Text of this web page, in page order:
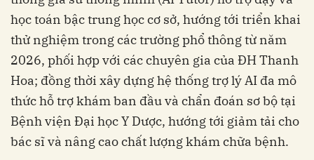
học toán bậc trung học cơ sở, hướng tới triển khai
thử nghiệm trong các trường phổ thông từ năm
2026, phối hợp với các chuyên gia của ĐH Thanh
Hoa; đồng thời xây dựng hệ thống trợ lý AI đa mô
thức hỗ trợ khám ban đầu và chẩn đoán sơ bộ tại
Bệnh viện Đại học Y Dược, hướng tới giảm tải cho
bác sĩ và nâng cao chất lượng khám chữa bệnh.